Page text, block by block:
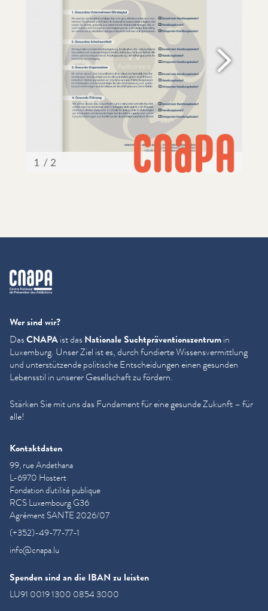
cnapa
Wer sind wir?
DasCNAPAist dasNationale Sucht­präven­tion­szen­trumin
Luxemburg. Unser Ziel ist es, durch fundierte Wis­sensver­mit­tlung
und unter­stützende politische Entschei­dun­gen einen gesunden
Lebensstil in unserer Gesellschaft zu fördern.
Stärken Sie mit uns das Fundament für eine gesunde Zukunft – für
alle!
Kontaktdaten
99, rue Andethana
L-6970 Hostert
Fondation d'utilité publique
RCS Luxembourg G36
Agrément SANTE 2026/07
(+352)-49-77-77-1
info@cnapa.lu
Spenden sind an die IBAN zu leisten
LU91 0019 1300 0854 3000